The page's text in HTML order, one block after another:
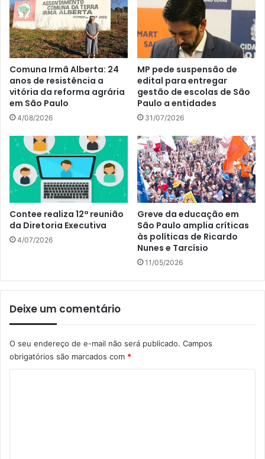
Comuna Irmã Alberta: 24
anos de resistência a
vitória da reforma agrária
em São Paulo
4/08/2026
MP pede suspensão de
edital para entregar
gestão de escolas de São
Paulo a entidades
31/07/2026
Contee realiza 12ª reunião
da Diretoria Executiva
4/07/2026
Greve da educação em
São Paulo amplia críticas
às políticas de Ricardo
Nunes e Tarcísio
11/05/2026
Deixe um comentário
O seu endereço de e-mail não será publicado. Campos
obrigatórios são marcados com *